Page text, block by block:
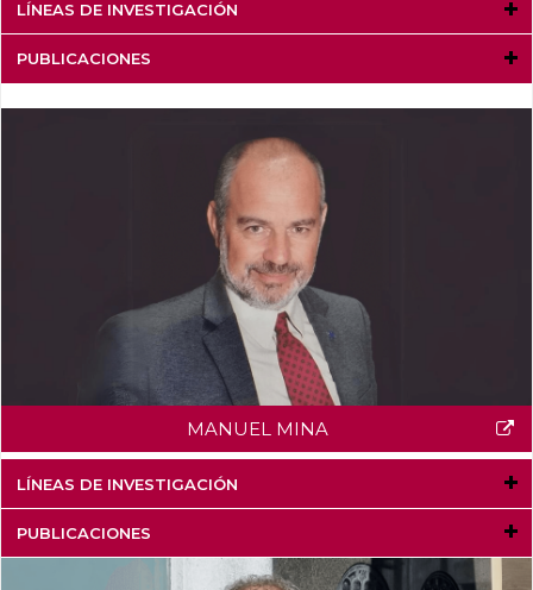
LÍNEAS DE INVESTIGACIÓN
PUBLICACIONES
MANUEL MINA
LÍNEAS DE INVESTIGACIÓN
PUBLICACIONES